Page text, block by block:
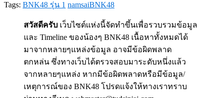
Tags: BNK48 รุ่น 1 namsaiBNK48
สวัสดีครับ เว็บไซต์แห่งนี้จัดทำขึ้นเพื่อรวบรวมข้อมูล
และ Timeline ของน้องๆ BNK48 เนื้อหาทั้งหมดได้
มาจากหลายๆแหล่งข้อมูล อาจมีข้อผิดพลาด
ตกหล่น ซึ่งทางเว็บได้ตรวจสอบมาระดับหนึ่งแล้ว
จากหลายๆแหล่ง หากมีข้อผิดพลาดหรือมีข้อมูล/
เหตุการณ์ของ BNK48 โปรดแจ้งให้ทางเราทราบ